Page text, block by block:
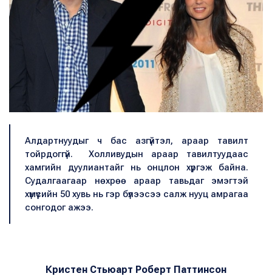
Алдартнуудыг ч бас азгүйтэл, араар тавилт
тойрдоггүй. Холливудын араар тавилтуудаас
хамгийн дуулиантайг нь онцлон хүргэж байна.
Судалгаагаар нөхрөө араар тавьдаг эмэгтэй
хүмүүсийн 50 хувь нь гэр бүлээсээ салж нууц амрагаа
сонгодог ажээ.
Кристен Стьюарт Роберт Паттинсон